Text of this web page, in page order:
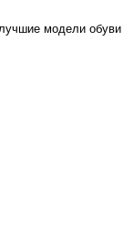
модели обуви